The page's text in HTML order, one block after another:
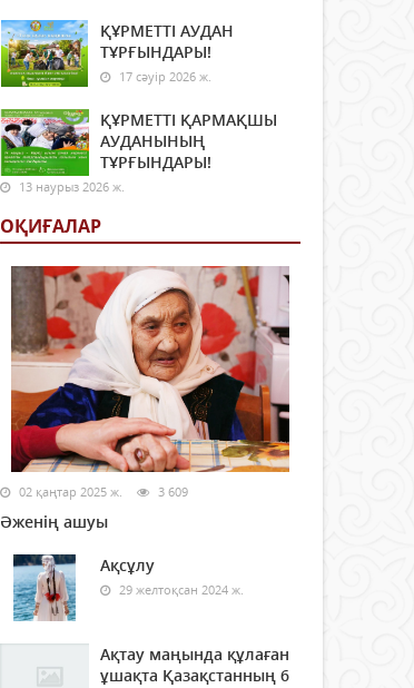
ҚҰРМЕТТІ АУДАН
ТҰРҒЫНДАРЫ!
17 сәуір 2026 ж.
ҚҰРМЕТТІ ҚАРМАҚШЫ
АУДАНЫНЫҢ
ТҰРҒЫНДАРЫ!
13 наурыз 2026 ж.
ОҚИҒАЛАР
02 қаңтар 2025 ж. 3 609
Әженің ашуы
Ақсұлу
29 желтоқсан 2024 ж.
Ақтау маңында құлаған
ұшақта Қазақстанның 6